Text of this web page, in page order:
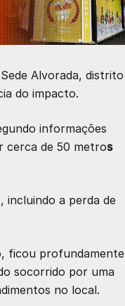
Alvorada, distrito
do impacto.
informações
cerca de 50 metros
incluindo a perda de
ficou profundamente
socorrido por uma
no local.